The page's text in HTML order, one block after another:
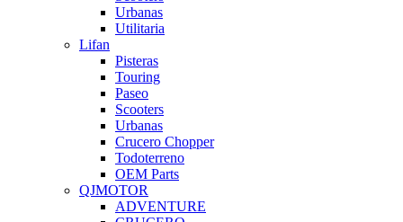
Urbanas
Utilitaria
Lifan
Pisteras
Touring
Paseo
Scooters
Urbanas
Crucero Chopper
Todoterreno
OEM Parts
QJMOTOR
ADVENTURE